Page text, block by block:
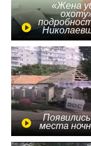
«Жена
места